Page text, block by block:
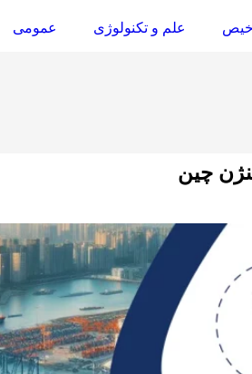
علم و تکنولوژی عمومی
چین